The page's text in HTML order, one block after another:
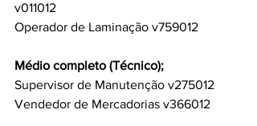
v011012
Operador de Laminação v759012
Médio completo (Técnico);
Supervisor de Manutenção v275012
Vendedor de Mercadorias v366012